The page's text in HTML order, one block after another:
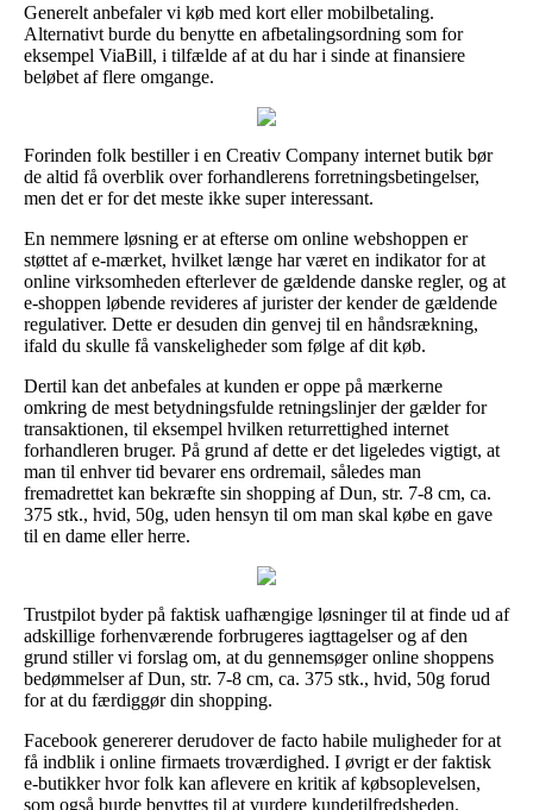
Generelt anbefaler vi køb med kort eller mobilbetaling.
Alternativt burde du benytte en afbetalingsordning som for
eksempel ViaBill, i tilfælde af at du har i sinde at finansiere
beløbet af flere omgange.
Forinden folk bestiller i en Creativ Company internet butik bør
de altid få overblik over forhandlerens forretningsbetingelser,
men det er for det meste ikke super interessant.
En nemmere løsning er at efterse om online webshoppen er
støttet af e-mærket, hvilket længe har været en indikator for at
online virksomheden efterlever de gældende danske regler, og at
e-shoppen løbende revideres af jurister der kender de gældende
regulativer. Dette er desuden din genvej til en håndsrækning,
ifald du skulle få vanskeligheder som følge af dit køb.
Dertil kan det anbefales at kunden er oppe på mærkerne
omkring de mest betydningsfulde retningslinjer der gælder for
transaktionen, til eksempel hvilken returrettighed internet
forhandleren bruger. På grund af dette er det ligeledes vigtigt, at
man til enhver tid bevarer ens ordremail, således man
fremadrettet kan bekræfte sin shopping af Dun, str. 7-8 cm, ca.
375 stk., hvid, 50g, uden hensyn til om man skal købe en gave
til en dame eller herre.
Trustpilot byder på faktisk uafhængige løsninger til at finde ud af
adskillige forhenværende forbrugeres iagttagelser og af den
grund stiller vi forslag om, at du gennemsøger online shoppens
bedømmelser af Dun, str. 7-8 cm, ca. 375 stk., hvid, 50g forud
for at du færdiggør din shopping.
Facebook genererer derudover de facto habile muligheder for at
få indblik i online firmaets troværdighed. I øvrigt er der faktisk
e-butikker hvor folk kan aflevere en kritik af købsoplevelsen,
som også burde benyttes til at vurdere kundetilfredsheden.